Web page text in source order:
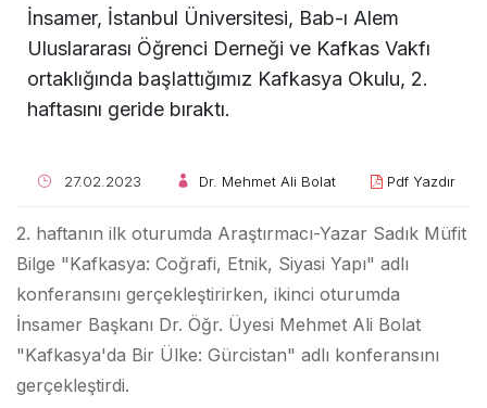
İnsamer, İstanbul Üniversitesi, Bab-ı Alem
Uluslararası Öğrenci Derneği ve Kafkas Vakfı
ortaklığında başlattığımız Kafkasya Okulu, 2.
haftasını geride bıraktı.
27.02.2023 Dr. Mehmet Ali Bolat Pdf Yazdır
2. haftanın ilk oturumda Araştırmacı-Yazar Sadık Müfit
Bilge "Kafkasya: Coğrafi, Etnik, Siyasi Yapı" adlı
konferansını gerçekleştirirken, ikinci oturumda
İnsamer Başkanı Dr. Öğr. Üyesi Mehmet Ali Bolat
"Kafkasya'da Bir Ülke: Gürcistan" adlı konferansını
gerçekleştirdi.